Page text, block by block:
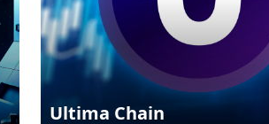
Ultima Chain